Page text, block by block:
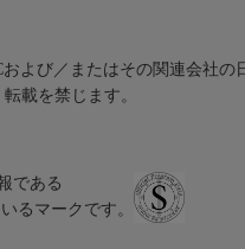
よび／またはその関連会社の
載を禁じます。
である
るマークです。